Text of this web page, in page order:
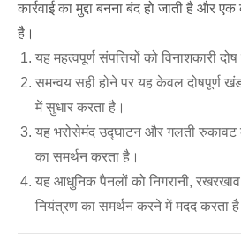
कार्रवाई का मुद्दा बनना बंद हो जाती है और एक
है।
यह महत्वपूर्ण संपत्तियों को विनाशकारी
समन्वय सही होने पर यह केवल दोषपूर्ण
में सुधार करता है।
यह भरोसेमंद उद्घाटन और गलती रुकावट
का समर्थन करता है।
यह आधुनिक पैनलों को निगरानी,
नियंत्रण का समर्थन करने में मदद करता